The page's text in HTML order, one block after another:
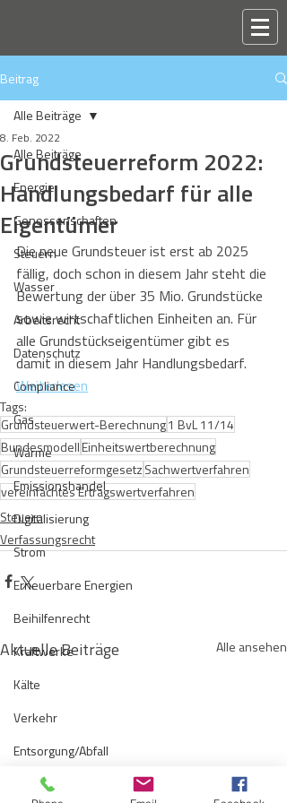
Beitrag
Alle Beiträge
Energie
Genossenschaften
Steuern
Wasser
Arbeitsrecht
Datenschutz
Compliance
Gas
Wärme
Emissionshandel
Digitalisierung
Strom
Erneuerbare Energien
Beihilfenrecht
Kraftwerke
Kälte
Verkehr
Entsorgung/Abfall
Umweltrecht
Alle Beiträge
Grundsteuerreform 2022:
Handlungsbedarf für alle
Eigentümer
8. Feb. 2022
Die neue Grundsteuer ist erst ab 2025
fällig, doch schon in diesem Jahr steht die
Bewertung der über 35 Mio. Grundstücke
sowie wirtschaftlichen Einheiten an. Für
alle Grundstückseigentümer gibt es
damit in diesem Jahr Handlungsbedarf.
Weiterlesen
Tags:
Grundsteuerwert-Berechnung1 BvL 11/14
BundesmodellEinheitswertberechnung
GrundsteuerreformgesetzSachwertverfahren
vereinfachtes Ertragswertverfahren
Steuern
Verfassungsrecht
Aktuelle Beiträge Alle ansehen